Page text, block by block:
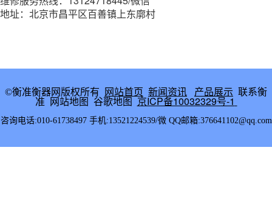
地址：北京市昌平区百善镇上东廓村
©衡准衡器网版权所有 网站首页 新闻资讯 产品展示 联系衡
准 网站地图 谷歌地图 京ICP备10032329号-1
咨询电话:010-61738497 手机:13521224539/微 QQ邮箱:376641102@qq.com